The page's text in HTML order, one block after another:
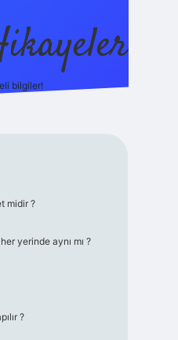
bilgiler!
midir ?
yerinde aynı mı ?
?